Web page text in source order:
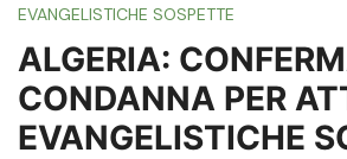
EVANGELISTICHE SOSPETTE
ALGERIA:
CONDANNA PER
EVANGELISTICHE